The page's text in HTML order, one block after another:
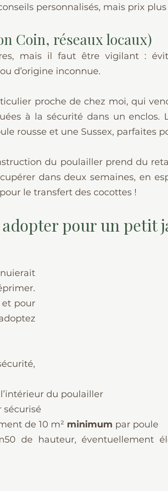
personnalisés, mais prix plus
Coin, réseaux locaux)
mais il faut être vigilant :
d’origine inconnue.
proche de chez moi, qui
à la sécurité dans un enclos.
rousse et une Sussex, parfaites
du poulailler prend du
dans deux semaines, en
le transfert des cocottes !
pour un petit
et pour
du poulailler
sécurisé
de 10 m² minimum par poule
de hauteur, éventuellement